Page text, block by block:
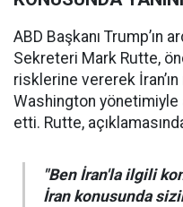
ABD Başkanı Trump’ın
Sekreteri Mark Rutte,
risklerine vererek
Washington yönetimiyle
etti. Rutte,
"Ben İran'la ilgili
İran konusunda